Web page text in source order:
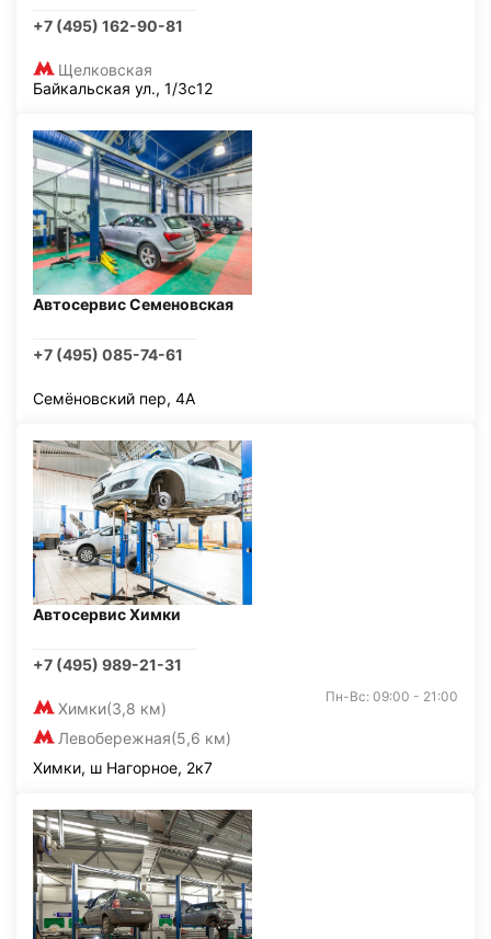
+7 (495) 162-90-81
Щелковская
Байкальская ул., 1/3с12
Автосервис Семеновская
+7 (495) 085-74-61
Семёновский пер, 4А
Автосервис Химки
+7 (495) 989-21-31
Химки(3,8 км)
Левобережная(5,6 км)
Пн-Вс: 09:00 - 21:00
Химки, ш Нагорное, 2к7